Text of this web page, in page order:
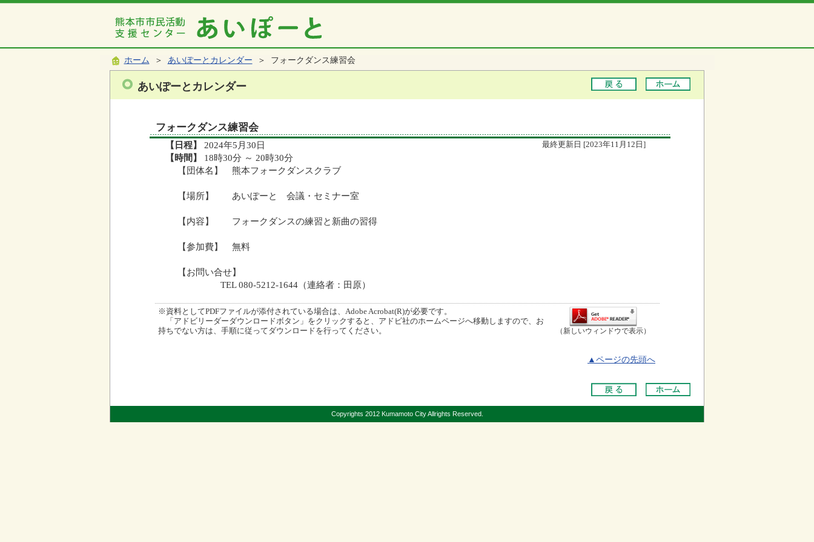
ホーム ＞ あいぽーとカレンダー ＞ フォークダンス練習会
あいぽーとカレンダー
フォークダンス練習会
【日程】 2024年5月30日 最終更新日 [2023年11月12日]
【時間】
18時30分 ～ 20時30分
【団体名】 熊本フォークダンスクラブ
【場所】 あいぽーと 会議・セミナー室
【内容】 フォークダンスの練習と新曲の習得
【参加費】 無料
【お問い合せ】
TEL 080-5212-1644（連絡者：田原）
※資料としてPDFファイルが添付されている場合は、Adobe Acrobat(R)が必要です。
「アドビリーダーダウンロードボタン」をクリックすると、アドビ社のホームページへ移動しますので、お
持ちでない方は、手順に従ってダウンロードを行ってください。
（新しいウィンドウで表示）
▲ページの先頭へ
Copyrights 2012 Kumamoto City Allrights Reserved.